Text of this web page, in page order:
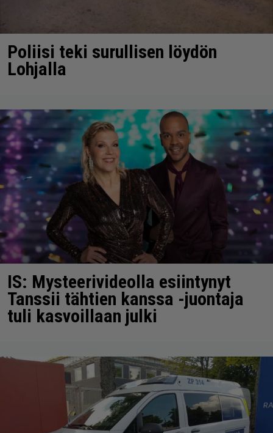
Poliisi teki surullisen löydön
Lohjalla
IS: Mysteerivideolla esiintynyt
Tanssii tähtien kanssa -juontaja
tuli kasvoillaan julki